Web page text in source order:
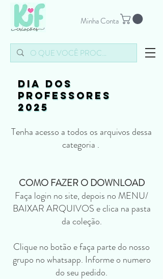
Minha Conta
dia dos
professores
2025
dia dos
professores
2025
Tenha acesso a todos os arquivos dessa
categoria .
COMO FAZER O DOWNLOAD
Faça login no site, depois no MENU/
BAIXAR ARQUIVOS e clica na pasta
da coleção.
Clique no botão e faça parte do nosso
grupo no whatsapp. Informe o numero
do seu pedido.